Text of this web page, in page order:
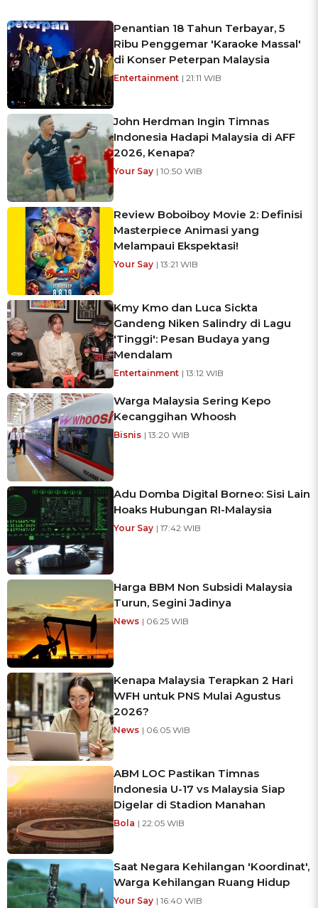
Penantian 18 Tahun Terbayar, 5
Ribu Penggemar 'Karaoke Massal'
di Konser Peterpan Malaysia
Entertainment | 21:11 WIB
John Herdman Ingin Timnas
Indonesia Hadapi Malaysia di AFF
2026, Kenapa?
Your Say | 10:50 WIB
Review Boboiboy Movie 2: Definisi
Masterpiece Animasi yang
Melampaui Ekspektasi!
Your Say | 13:21 WIB
Kmy Kmo dan Luca Sickta
Gandeng Niken Salindry di Lagu
'Tinggi': Pesan Budaya yang
Mendalam
Entertainment | 13:12 WIB
Warga Malaysia Sering Kepo
Kecanggihan Whoosh
Bisnis | 13:20 WIB
Adu Domba Digital Borneo: Sisi Lain
Hoaks Hubungan RI-Malaysia
Your Say | 17:42 WIB
Harga BBM Non Subsidi Malaysia
Turun, Segini Jadinya
News | 06:25 WIB
Kenapa Malaysia Terapkan 2 Hari
WFH untuk PNS Mulai Agustus
2026?
News | 06:05 WIB
ABM LOC Pastikan Timnas
Indonesia U-17 vs Malaysia Siap
Digelar di Stadion Manahan
Bola | 22:05 WIB
Saat Negara Kehilangan 'Koordinat',
Warga Kehilangan Ruang Hidup
Your Say | 16:40 WIB